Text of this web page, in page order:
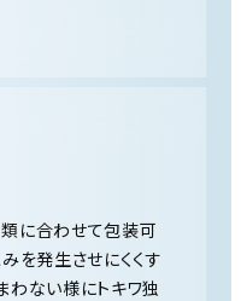
に合わせて包装可
を発生させにくくす
ない様にトキワ独